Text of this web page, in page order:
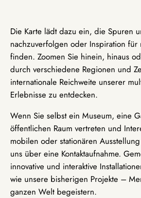
Die Karte lädt dazu ein, die Spuren
nachzuverfolgen oder Inspiration für
finden. Zoomen Sie hinein, hinaus
durch verschiedene Regionen und
internationale Reichweite unserer
Erlebnisse zu entdecken.
Wenn Sie selbst ein Museum, eine
öffentlichen Raum vertreten und
mobilen oder stationären
uns über eine Kontaktaufnahme.
innovative und interaktive
wie unsere bisherigen Projekte –
ganzen Welt begeistern.